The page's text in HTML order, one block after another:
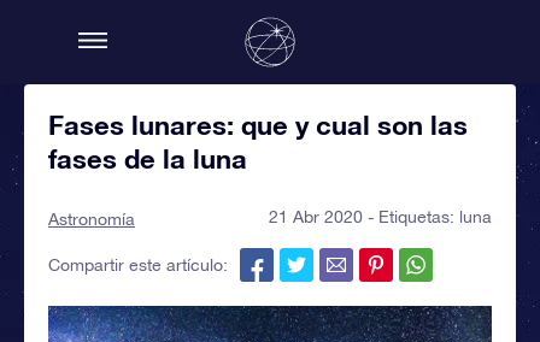
Fases lunares: que y cual son las
fases de la luna
Astronomía 21 Abr 2020 - Etiquetas: luna
Compartir este artículo: